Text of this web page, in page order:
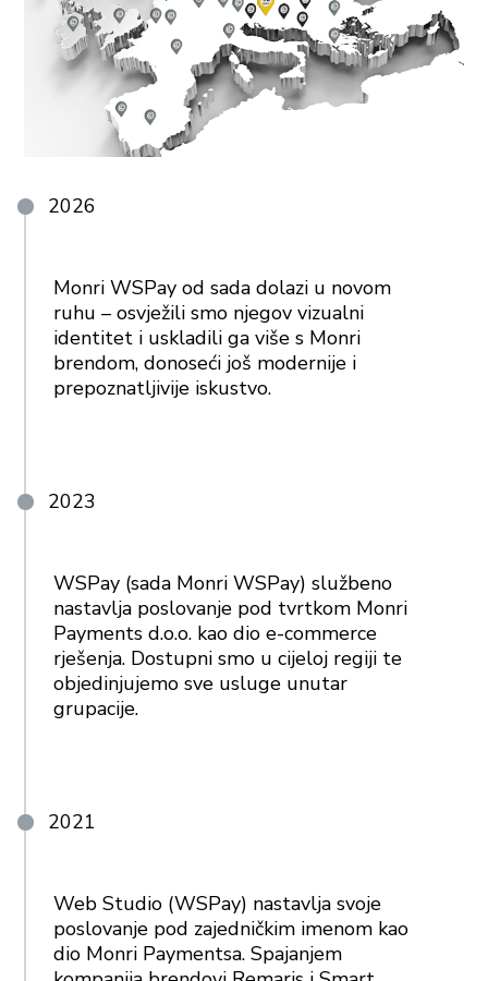
2026
Monri WSPay od sada dolazi u novom
ruhu – osvježili smo njegov vizualni
identitet i uskladili ga više s Monri
brendom, donoseći još modernije i
prepoznatljivije iskustvo.
2023
WSPay (sada Monri WSPay) službeno
nastavlja poslovanje pod tvrtkom Monri
Payments d.o.o. kao dio e-commerce
rješenja. Dostupni smo u cijeloj regiji te
objedinjujemo sve usluge unutar
grupacije.
2021
Web Studio (WSPay) nastavlja svoje
poslovanje pod zajedničkim imenom kao
dio Monri Paymentsa. Spajanjem